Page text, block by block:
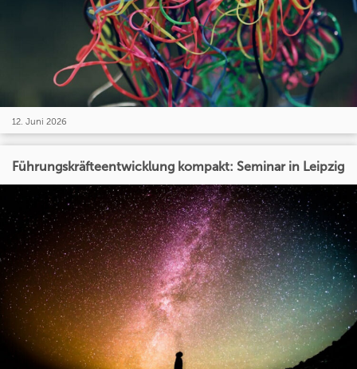
12. Juni 2026
Führungskräfteentwicklung kompakt: Seminar in Leipzig